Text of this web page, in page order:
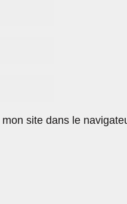
site dans le